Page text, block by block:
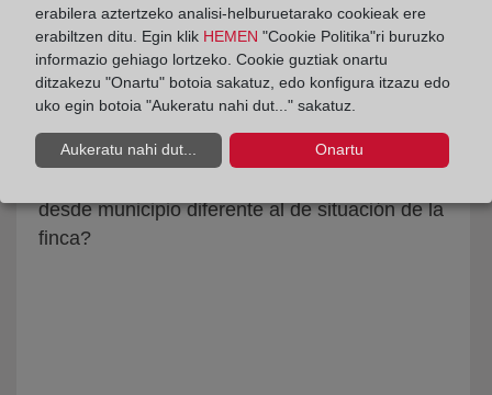
desde municipio diferente al de situación de la
finca?
erabilera aztertzeko analisi-helburuetarako cookieak ere
erabiltzen ditu. Egin klik HEMEN "Cookie Politika"ri buruzko
informazio gehiago lortzeko. Cookie guztiak onartu
ditzakezu "Onartu" botoia sakatuz, edo konfigura itzazu edo
uko egin botoia "Aukeratu nahi dut..." sakatuz.
Aukeratu nahi dut... Onartu